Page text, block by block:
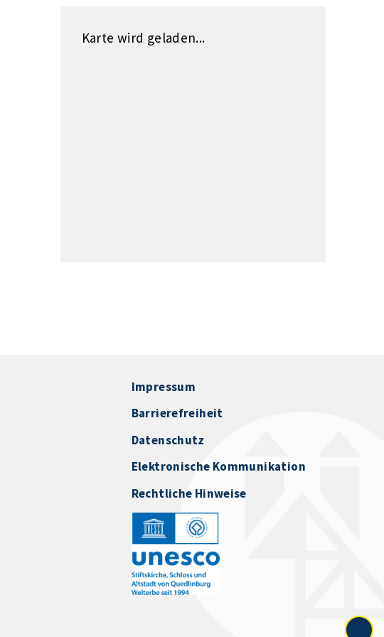
Karte wird geladen...
Impressum
Barrierefreiheit
Datenschutz
Elektronische Kommunikation
Rechtliche Hinweise